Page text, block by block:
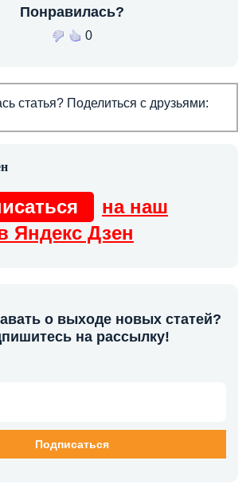
Понравилась?
0
статья? Поделиться с друзьями:
на наш
Яндекс Дзен
о выходе новых статей?
на рассылку!